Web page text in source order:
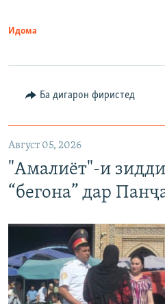
Идома
Ба дигарон фиристед
Август 05, 2026
"Амалиёт"-и
“бегона” дар